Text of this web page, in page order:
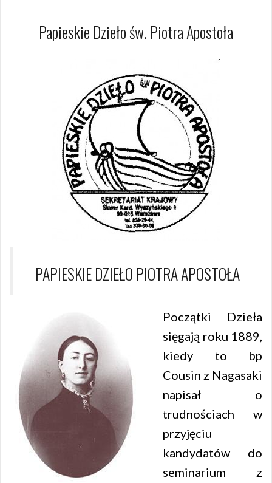
Papieskie Dzieło św. Piotra Apostoła
PAPIESKIE DZIEŁO PIOTRA APOSTOŁA
Początki Dzieła
sięgają roku 1889,
kiedy to bp
Cousin z Nagasaki
napisał o
trudnościach w
przyjęciu
kandydatów do
seminarium z